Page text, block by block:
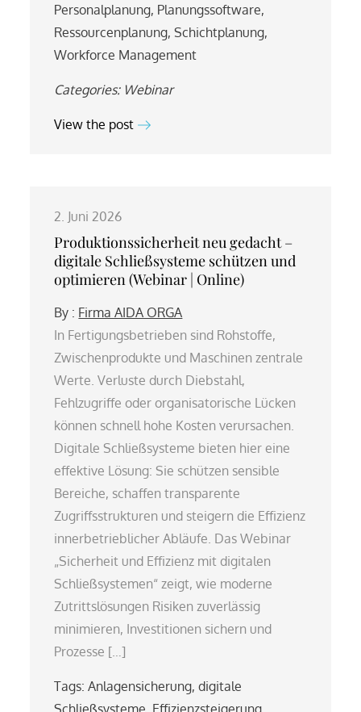
Personalplanung, Planungssoftware,
Ressourcenplanung,Schichtplanung,
Workforce Management
Categories: Webinar
View the post
2. Juni 2026
Produktionssicherheit neu gedacht –
digitale Schließsysteme schützen und
optimieren (Webinar | Online)
By : Firma AIDA ORGA
In Fertigungsbetrieben sind Rohstoffe,
Zwischenprodukte und Maschinen zentrale
Werte. Verluste durch Diebstahl,
Fehlzugriffe oder organisatorische Lücken
können schnell hohe Kosten verursachen.
Digitale Schließsysteme bieten hier eine
effektive Lösung: Sie schützen sensible
Bereiche, schaffen transparente
Zugriffsstrukturen und steigern die Effizienz
innerbetrieblicher Abläufe. Das Webinar
„Sicherheit und Effizienz mit digitalen
Schließsystemen“ zeigt, wie moderne
Zutrittslösungen Risiken zuverlässig
minimieren, Investitionen sichern und
Prozesse […]
Tags:Anlagensicherung,digitale
Schließsysteme Effizienzsteigerung